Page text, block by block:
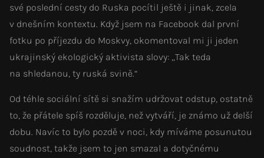
své poslední cesty do Ruska pocítil ještě i jinak, zcela
v dnešním kontextu. Když jsem na Facebook dal první
fotku po příjezdu do Moskvy, okomentoval mi ji jeden
ukrajinský ekologický aktivista slovy: „Tak teda
na shledanou, ty ruská svině.“
Od téhle sociální sítě si snažím udržovat odstup, ostatně
to, že přátele spíš rozděluje, než vytváří, je známo už delší
dobu. Navíc to bylo pozdě v noci, kdy míváme posunutou
soudnost, takže jsem to jen smazal a dotyčnému